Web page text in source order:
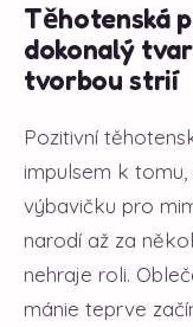
Těhotenská
dokonalý
tvorbou strií
Pozitivní
impulsem k
výbavičku pro
narodí až za
nehraje roli.
mánie teprve